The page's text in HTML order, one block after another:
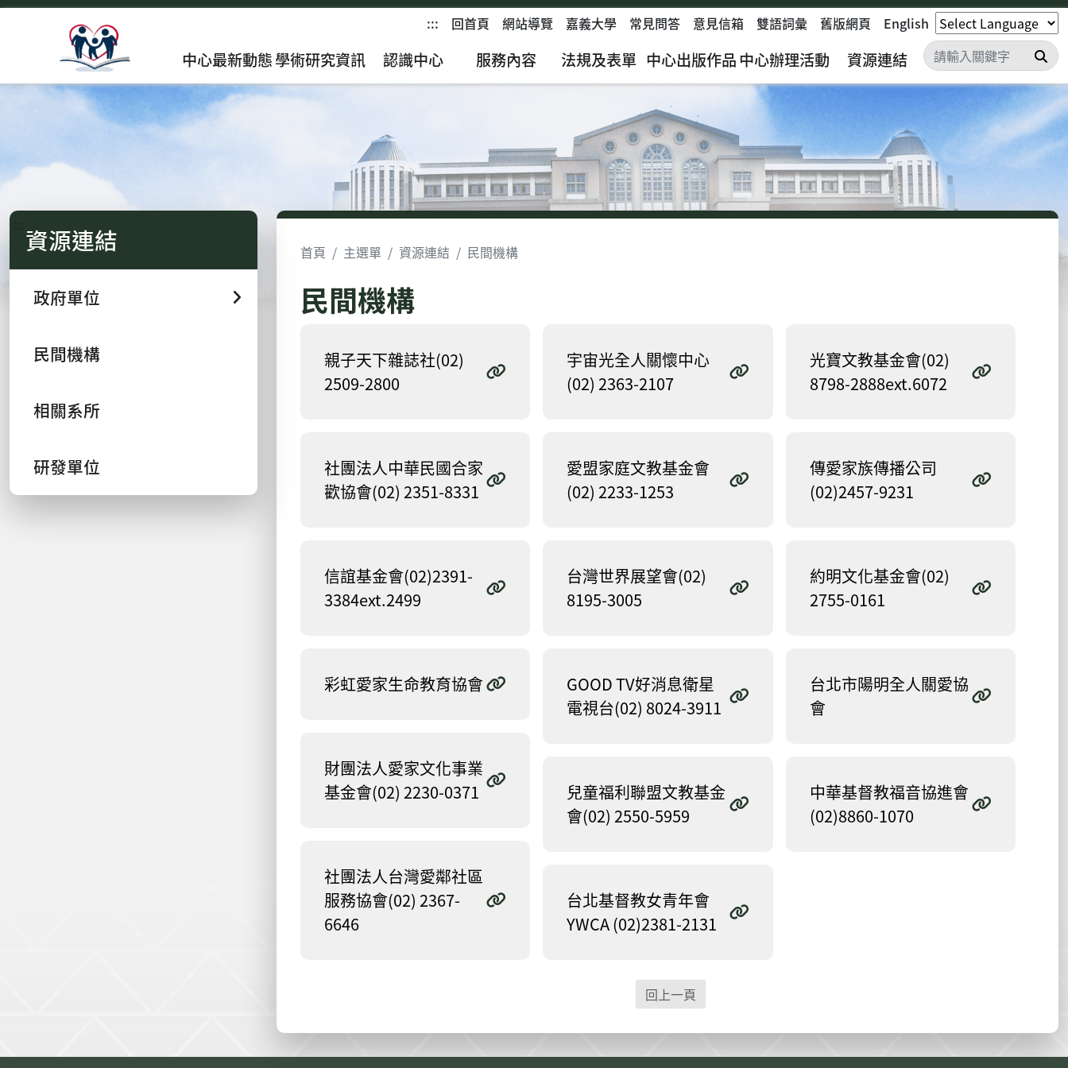
::: 回首頁 網站導覽 嘉義大學 常見問答 意見信箱 雙語詞彙 舊版網頁 English
中心最新動態學術研究資訊 認識中心 服務內容 法規及表單 中心出版作品中心辦理活動 資源連結 搜
資源連結
政府單位
民間機構
相關系所
研發單位
首頁 主選單 資源連結 民間機構
民間機構
親子天下雜誌社(02)
2509-2800
社團法人中華民國合家
歡協會(02) 2351-8331
信誼基金會(02)2391-
3384ext.2499
彩虹愛家生命教育協會
財團法人愛家文化事業
基金會(02) 2230-0371
社團法人台灣愛鄰社區
服務協會(02) 2367-
6646
宇宙光全人關懷中心
(02) 2363-2107
愛盟家庭文教基金會
(02) 2233-1253
台灣世界展望會(02)
8195-3005
GOOD TV好消息衛星
電視台(02) 8024-3911
兒童福利聯盟文教基金
會(02) 2550-5959
台北基督教女青年會
YWCA (02)2381-2131
光寶文教基金會(02)
8798-2888ext.6072
傳愛家族傳播公司
(02)2457-9231
約明文化基金會(02)
2755-0161
台北市陽明全人關愛協
會
中華基督教福音協進會
(02)8860-1070
回上一頁